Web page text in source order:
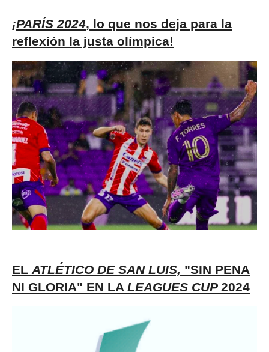
¡PARÍS 2024, lo que nos deja para la
reflexión la justa olímpica!
EL ATLÉTICO DE SAN LUIS, "SIN PENA
NI GLORIA" EN LA LEAGUES CUP 2024